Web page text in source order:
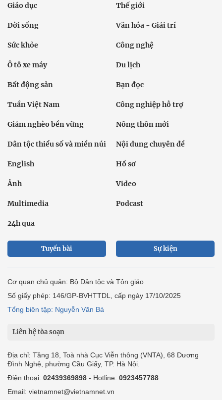
Giáo dục Thế giới
Đời sống Văn hóa - Giải trí
Sức khỏe Công nghệ
Ô tô xe máy Du lịch
Bất động sản Bạn đọc
Tuần Việt Nam Công nghiệp hỗ trợ
Giảm nghèo bền vững Nông thôn mới
Dân tộc thiểu số và miền núi Nội dung chuyên đề
English Hồ sơ
Ảnh Video
Multimedia Podcast
24h qua
Tuyến bài Sự kiện
Cơ quan chủ quản: Bộ Dân tộc và Tôn giáo
Số giấy phép: 146/GP-BVHTTDL, cấp ngày 17/10/2025
Tổng biên tập: Nguyễn Văn Bá
Liên hệ tòa soạn
Địa chỉ: Tầng 18, Toà nhà Cục Viễn thông (VNTA), 68 Dương
Đình Nghệ, phường Cầu Giấy, TP. Hà Nội.
Điện thoại: 02439369898 - Hotline: 0923457788
Email: vietnamnet@vietnamnet.vn